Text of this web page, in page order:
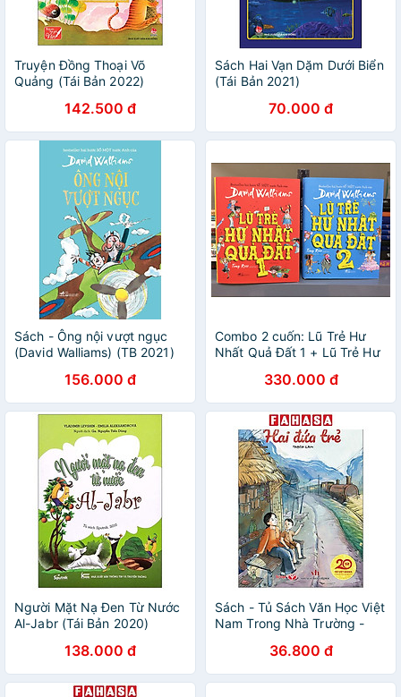
Truyện Đồng Thoại Võ
Quảng (Tái Bản 2022)
142.500 đ
Sách Hai Vạn Dặm Dưới Biển
(Tái Bản 2021)
70.000 đ
Sách - Ông nội vượt ngục
(David Walliams) (TB 2021)
156.000 đ
Combo 2 cuốn: Lũ Trẻ Hư
Nhất Quả Đất 1 + Lũ Trẻ Hư
330.000 đ
Người Mặt Nạ Đen Từ Nước
Al-Jabr (Tái Bản 2020)
138.000 đ
Sách - Tủ Sách Văn Học Việt
Nam Trong Nhà Trường -
36.800 đ